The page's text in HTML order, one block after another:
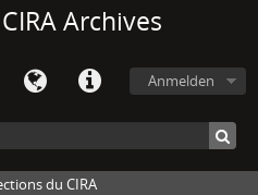
CIRA Archives
Anmelden
du CIRA